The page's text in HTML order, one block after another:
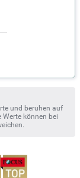
und beruhen auf
können bei